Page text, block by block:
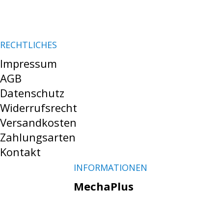
RECHTLICHES
Impressum
AGB
Datenschutz
Widerrufsrecht
Versandkosten
Zahlungsarten
Kontakt
INFORMATIONEN
MechaPlus